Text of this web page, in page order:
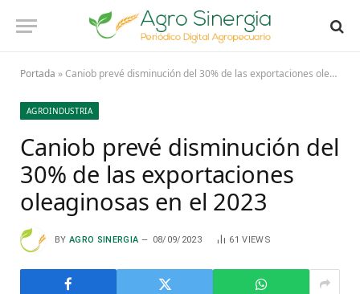
Portada »Caniob prevé disminución del 30% de las exportaciones oleaginosas en el 2023
AGROINDUSTRIA
Caniob prevé disminución del
30% de las exportaciones
oleaginosas en el 2023
BY AGRO SINERGIA 08/09/2023 61VIEWS